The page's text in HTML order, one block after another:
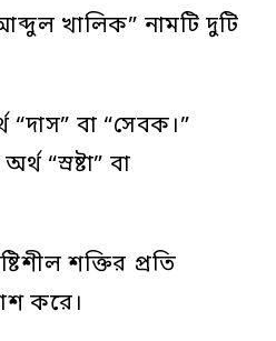
খালিক” নামটি দুটি
“দাস” বা “সেবক।”
“স্রষ্টা” বা
শক্তির প্রতি
করে।